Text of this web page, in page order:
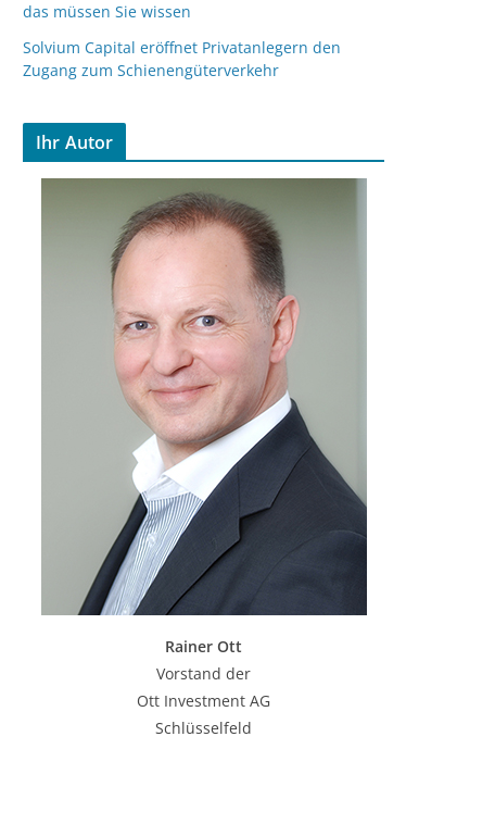
das müssen Sie wissen
Solvium Capital eröffnet Privatanlegern den
Zugang zum Schienengüterverkehr
Ihr Autor
Rainer Ott
Vorstand der
Ott Investment AG
Schlüsselfeld